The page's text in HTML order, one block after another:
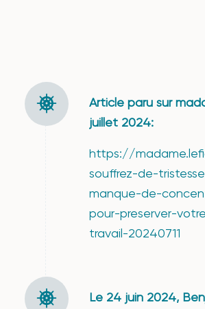
Article paru sur
juillet 2024:
https://
souffrez-de-
manque-de-
pour-preserver-
travail-20240711
Le 24 juin 2024,